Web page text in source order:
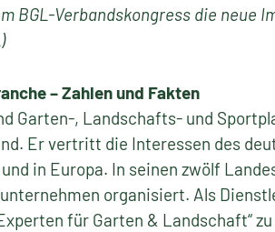
BGL-Verbandskongress die neue
– Zahlen und Fakten
Garten-, Landschafts- und
Er vertritt die Interessen des
in Europa. In seinen zwölf
organisiert. Als
für Garten & Landschaft“